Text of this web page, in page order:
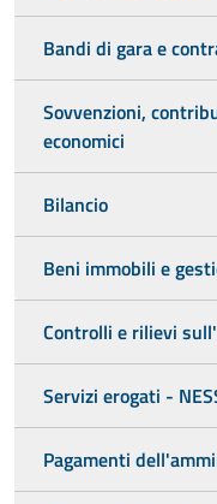
Bandi di gara e
Sovvenzioni,
economici
Bilancio
Beni immobili e
Controlli e rilievi
Servizi erogati -
Pagamenti